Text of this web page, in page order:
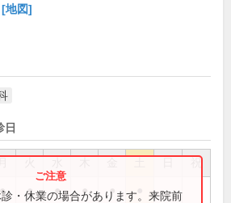
[地図]
日
祝
● ● ● ● ●
・休業の場合があります。来院前